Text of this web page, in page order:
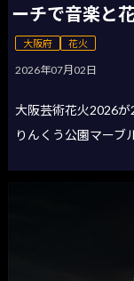
ーチで音楽と
大阪府 花火
2026年07月02日
大阪芸術花火2026
りんくう公園マーブ